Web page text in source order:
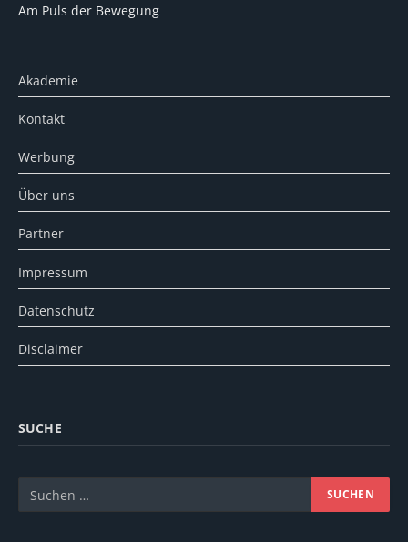
Am Puls der Bewegung
Akademie
Kontakt
Werbung
Über uns
Partner
Impressum
Datenschutz
Disclaimer
SUCHE